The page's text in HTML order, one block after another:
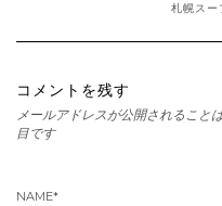
札幌スー
コメントを残す
メールアドレスが公開されること
目です
NAME*